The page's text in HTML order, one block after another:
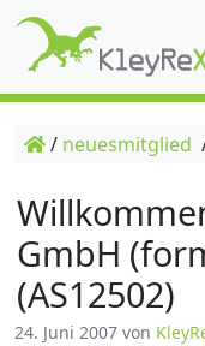
/ neuesmitglied
GmbH
(AS12502)
24. Juni 2007 von